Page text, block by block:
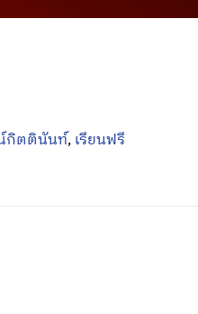
กิตตินันท์,เรียนฟรี